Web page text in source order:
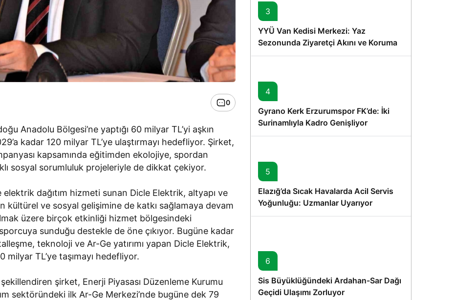
0
Anadolu Bölgesi’ne yaptığı 60 milyar TL’yi aşkın
kadar 120 milyar TL’ye ulaştırmayı hedefliyor. Şirket,
kapsamında eğitimden ekolojiye, spordan
sosyal sorumluluk projeleriyle de dikkat çekiyor.
dağıtım hizmeti sunan Dicle Elektrik, altyapı ve
kültürel ve sosyal gelişimine de katkı sağlamaya devam
üzere birçok etkinliği hizmet bölgesindeki
sunduğu destekle de öne çıkıyor. Bugüne kadar
teknoloji ve Ar-Ge yatırımı yapan Dicle Elektrik,
milyar TL’ye taşımayı hedefliyor.
şirket, Enerji Piyasası Düzenleme Kurumu
sektöründeki ilk Ar-Ge Merkezi’nde bugüne dek 79
3
YYÜ Van Kedisi Merkezi: Yaz
Sezonunda Ziyaretçi Akını ve Koruma
Vurgusu
4
Gyrano Kerk Erzurumspor FK’de: İki
Surinamlıyla Kadro Genişliyor
5
Elazığ’da Sıcak Havalarda Acil Servis
Yoğunluğu: Uzmanlar Uyarıyor
6
Sis Büyüklüğündeki Ardahan-Sar Dağı
Geçidi Ulaşımı Zorluyor